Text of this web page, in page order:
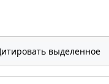
выделенное